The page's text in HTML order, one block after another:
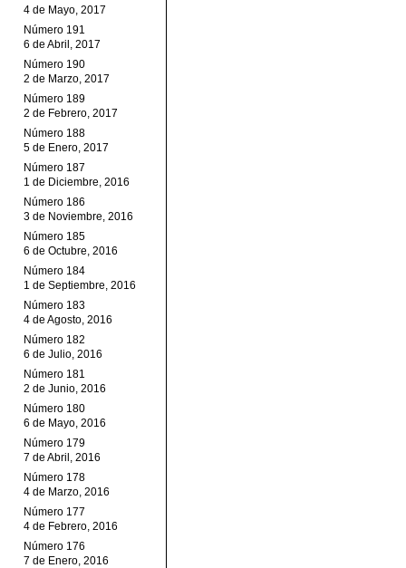
4 de Mayo, 2017
Número 191
6 de Abril, 2017
Número 190
2 de Marzo, 2017
Número 189
2 de Febrero, 2017
Número 188
5 de Enero, 2017
Número 187
1 de Diciembre, 2016
Número 186
3 de Noviembre, 2016
Número 185
6 de Octubre, 2016
Número 184
1 de Septiembre, 2016
Número 183
4 de Agosto, 2016
Número 182
6 de Julio, 2016
Número 181
2 de Junio, 2016
Número 180
6 de Mayo, 2016
Número 179
7 de Abril, 2016
Número 178
4 de Marzo, 2016
Número 177
4 de Febrero, 2016
Número 176
7 de Enero, 2016